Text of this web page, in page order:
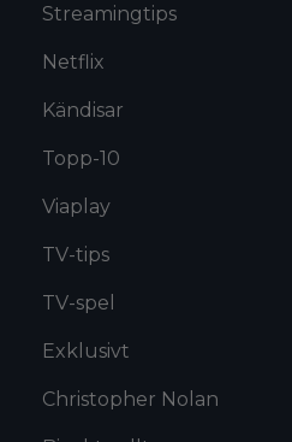
Streamingtips
Netflix
Kändisar
Topp-10
Viaplay
TV-tips
TV-spel
Exklusivt
Christopher Nolan